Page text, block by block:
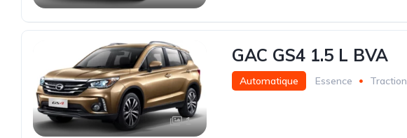
1
GAC GS4 1.5 L BVA
Automatique Essence Traction